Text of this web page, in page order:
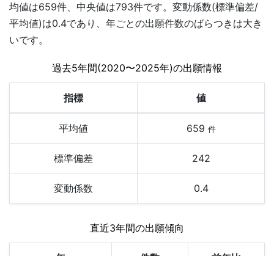
均値は659件、中央値は793件です。変動係数(標準偏差/
平均値)は0.4であり、年ごとの出願件数のばらつきは大き
いです。
過去5年間(2020〜2025年)の出願情報
指標 値
平均値 659 件
標準偏差 242
変動係数 0.4
直近3年間の出願傾向